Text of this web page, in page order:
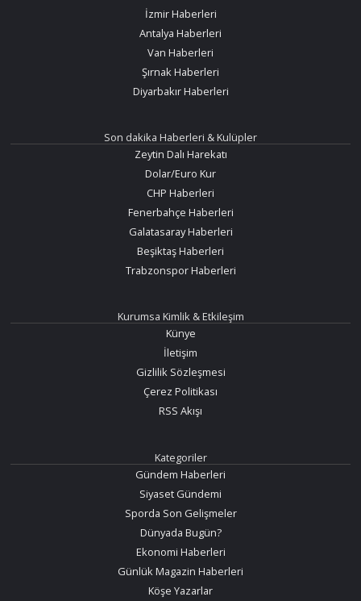
İzmir Haberleri
Antalya Haberleri
Van Haberleri
Şırnak Haberleri
Diyarbakır Haberleri
Son dakika Haberleri & Kulüpler
Zeytin Dalı Harekatı
Dolar/Euro Kur
CHP Haberleri
Fenerbahçe Haberleri
Galatasaray Haberleri
Beşiktaş Haberleri
Trabzonspor Haberleri
Kurumsa Kimlik & Etkileşim
Künye
İletişim
Gizlilik Sözleşmesi
Çerez Politikası
RSS Akışı
Kategoriler
Gündem Haberleri
Siyaset Gündemi
Sporda Son Gelişmeler
Dünyada Bugün?
Ekonomi Haberleri
Günlük Magazin Haberleri
Köşe Yazarlar